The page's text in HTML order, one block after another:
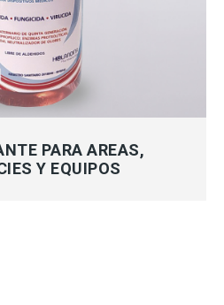
INFORMACIÓN
PARA AREAS,
Y EQUIPOS